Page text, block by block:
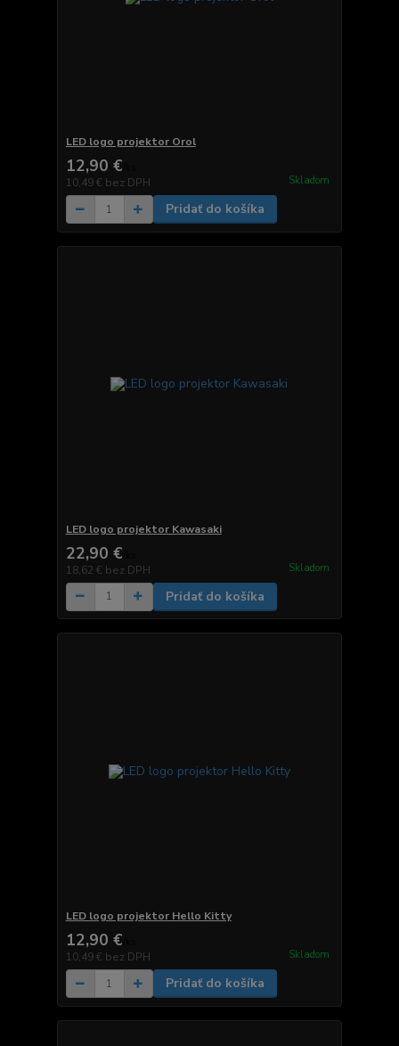
LED logo projektor Orol
12,90 €
10,49 € bez DPH Skladom
Pridať do košíka
LED logo projektor Kawasaki
22,90 €
18,62 € bez DPH Skladom
Pridať do košíka
LED logo projektor Hello Kitty
12,90 €
10,49 € bez DPH Skladom
Pridať do košíka